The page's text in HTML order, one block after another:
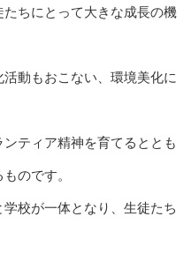
ちにとって大きな成長の機
動もおこない、環境美化に
ティア精神を育てるととも
のです。
校が一体となり、生徒たち